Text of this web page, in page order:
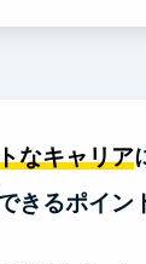
なキャリア
きるポイン